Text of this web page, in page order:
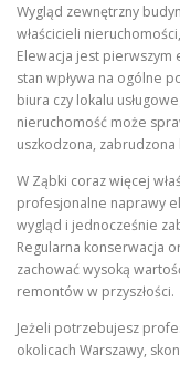
Wygląd zewnętrzny
właścicieli
Elewacja jest pierwszym
stan wpływa na ogólne
biura czy lokalu
nieruchomość może
uszkodzona,
W Ząbki coraz więcej
profesjonalne naprawy
wygląd i jednocześnie
Regularna konserwacja
zachować wysoką
remontów w przyszłości.
Jeżeli potrzebujesz
okolicach Warszawy,